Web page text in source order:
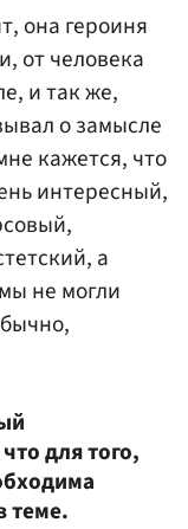
она героиня
от человека
и так же,
о замысле
кажется, что
интересный,
а
не могли
для того,
теме.